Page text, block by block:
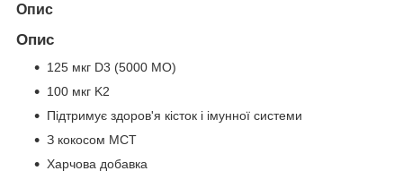
Опис
Опис
125 мкг D3 (5000 МО)
100 мкг K2
Підтримує здоров'я кісток і імунної системи
З кокосом MCT
Харчова добавка